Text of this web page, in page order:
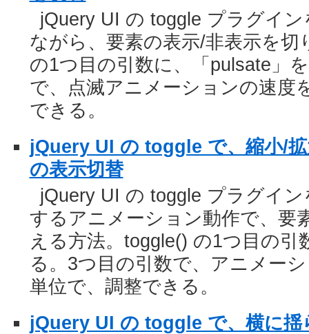
jQuery UI の toggle プラグイ
ながら、要素の表示/非表示を切
の1つ目の引数に、「pulsate」
で、点滅アニメーションの速度
できる。
jQuery UI の toggle で、縮小/
の表示切替
jQuery UI の toggle プラグイ
するアニメーション動作で、要
える方法。toggle() の1つ目の引
る。3つ目の引数で、アニメー
単位で、調整できる。
jQuery UI の toggle で、横に揺